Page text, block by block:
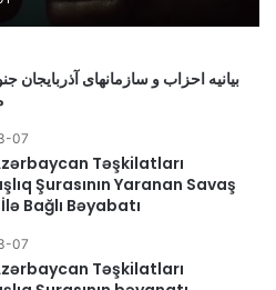
بیانیه احزاب و سازمانهای
07
Təşkilatları
Şurasının Yaranan Savaş
Bağlı Bəyabatı
07
Təşkilatları